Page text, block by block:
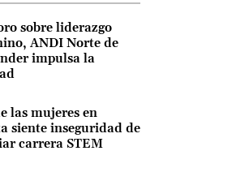
sobre liderazgo
ANDI Norte de
impulsa la
las mujeres en
siente inseguridad de
carrera STEM